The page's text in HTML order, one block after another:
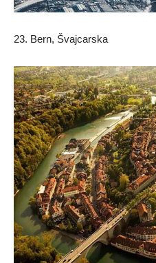
23. Bern, Švajcarska